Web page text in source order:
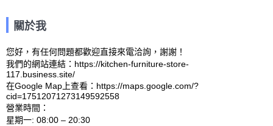
關於我
您好，有任何問題都歡迎直接來電洽詢，謝謝！
我們的網站連結：https://kitchen-furniture-store-
117.business.site/
在Google Map上查看：https://maps.google.com/?
cid=17512071273149592558
營業時間：
星期一: 08:00 – 20:30